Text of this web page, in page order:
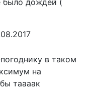
было дождей (
в таком
на
таааак